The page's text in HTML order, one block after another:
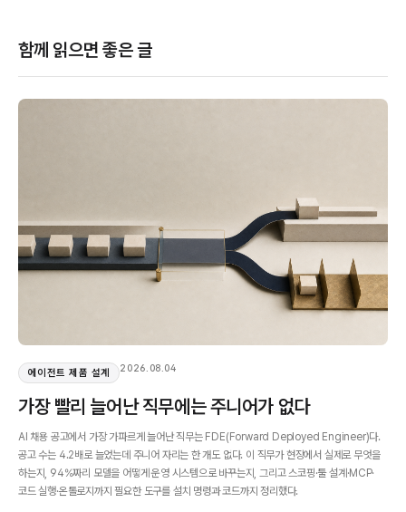
함께 읽으면 좋은 글
에이전트 제품 설계 2026.08.04
가장 빨리 늘어난 직무에는 주니어가 없다
AI 채용 공고에서 가장 가파르게 늘어난 직무는 FDE(Forward Deployed Engineer)다.
공고 수는 4.2배로 늘었는데 주니어 자리는 한 개도 없다. 이 직무가 현장에서 실제로 무엇을
하는지, 94%짜리 모델을 어떻게 운영 시스템으로 바꾸는지, 그리고 스코핑·툴 설계·MCP·
코드 실행·온톨로지까지 필요한 도구를 설치 명령과 코드까지 정리했다.